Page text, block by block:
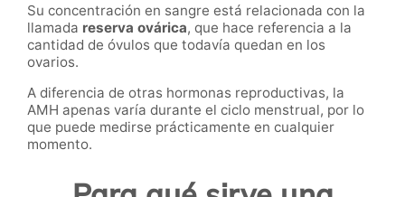
Su concentración en sangre está relacionada con la
llamada reserva ovárica, que hace referencia a la
cantidad de óvulos que todavía quedan en los
ovarios.
A diferencia de otras hormonas reproductivas, la
AMH apenas varía durante el ciclo menstrual, por lo
que puede medirse prácticamente en cualquier
momento.